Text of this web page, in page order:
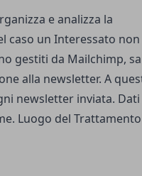
e analizza la
caso un Interessato non
gestiti da Mailchimp,
alla newsletter. A
newsletter inviata. Dati
Luogo del